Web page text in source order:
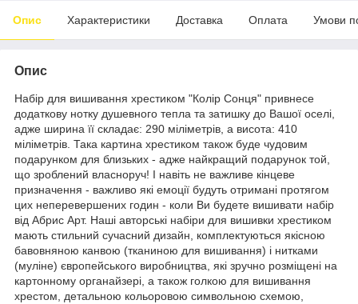
Опис Характеристики Доставка Оплата Умови
Опис
Набір для вишивання хрестиком "Колір Сонця" привнесе
додаткову нотку душевного тепла та затишку до Вашої оселі,
адже ширина її складає: 290 міліметрів, а висота: 410
міліметрів. Така картина хрестиком також буде чудовим
подарунком для близьких - адже найкращий подарунок той,
що зроблений власноруч! І навіть не важливе кінцеве
призначення - важливо які емоції будуть отримані протягом
цих неперевершених годин - коли Ви будете вишивати набір
від Абрис Арт. Наші авторські набіри для вишивки хрестиком
мають стильний сучасний дизайн, комплектуються якісною
бавовняною канвою (тканиною для вишивання) і нитками
(муліне) європейського виробництва, які зручно розміщені на
картонному органайзері, а також голкою для вишивання
хрестом, детальною кольоровою символьною схемою,